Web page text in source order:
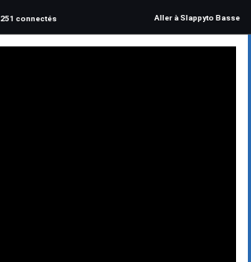
251 connectés Aller à Slappyto Basse